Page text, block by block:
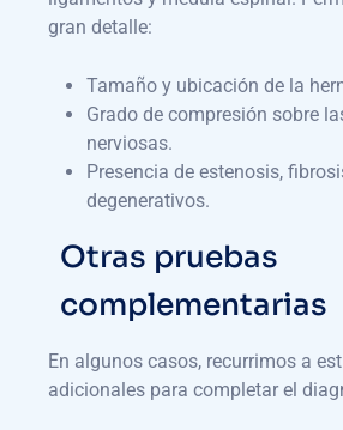
gran detalle:
Tamaño y ubicación de la
Grado de compresión sobre
nerviosas.
Presencia de estenosis,
degenerativos.
Otras pruebas
complementarias
En algunos casos, recurrimos a
adicionales para completar el